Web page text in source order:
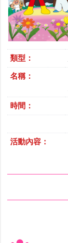
類型：
名稱：
時間：
活動內容：